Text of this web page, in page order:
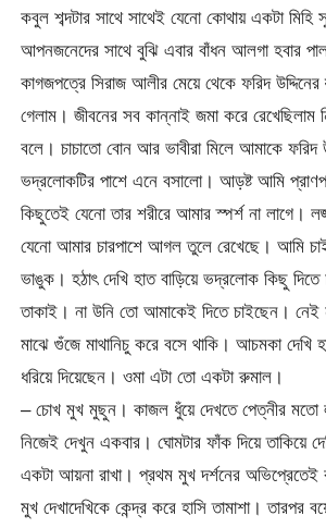
কবুল শব্দটার সাথে সাথেই যেনো কোথায় একটা
আপনজনেদের সাথে বুঝি এবার বাঁধন আলগা হবার
কাগজপত্রে সিরাজ আলীর মেয়ে থেকে ফরিদ উদ্দিনের
গেলাম। জীবনের সব কান্নাই জমা করে রেখেছিলাম
বলে। চাচাতো বোন আর ভাবীরা মিলে আমাকে ফরিদ
ভদ্রলোকটির পাশে এনে বসালো। আড়ষ্ট আমি
কিছুতেই যেনো তার শরীরে আমার স্পর্শ না লাগে।
যেনো আমার চারপাশে আগল তুলে রেখেছে। আমি
ভাঙুক। হঠাৎ দেখি হাত বাড়িয়ে ভদ্রলোক কিছু
তাকাই। না উনি তো আমাকেই দিতে চাইছেন।
মাঝে গুঁজে মাথানিচু করে বসে থাকি। আচমকা দেখি
ধরিয়ে দিয়েছেন। ওমা এটা তো একটা রুমাল।
– চোখ মুখ মুছুন। কাজল ধুঁয়ে দেখতে পেত্নীর মতো
নিজেই দেখুন একবার। ঘোমটার ফাঁক দিয়ে তাকিয়ে
একটা আয়না রাখা। প্রথম মুখ দর্শনের অভিপ্রেতেই
মুখ দেখাদেখিকে কেন্দ্র করে হাসি তামাশা। তারপর